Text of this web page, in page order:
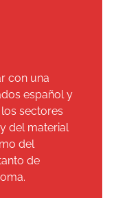
con una
español y
sectores
del material
del
de